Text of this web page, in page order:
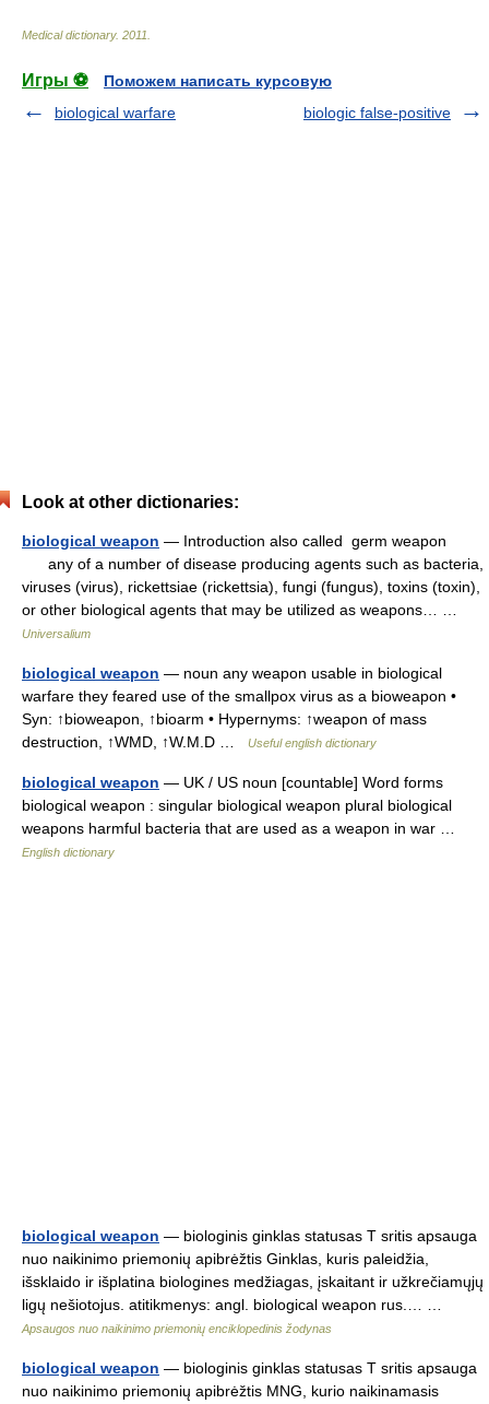
Medical dictionary. 2011
Игры ⚽
Поможем написать курсовую
biological warfare
biologic false-positive
Look at other dictionaries:
biological weapon — Introduction also called germ weapon
any of a number of disease producing agents such as bacteria,
viruses (virus), rickettsiae (rickettsia), fungi (fungus), toxins (toxin),
or other biological agents that may be utilized as weapons… …
Universalium
biological weapon — noun any weapon usable in biological
warfare they feared use of the smallpox virus as a bioweapon •
Syn: ↑bioweapon, ↑bioarm • Hypernyms: ↑weapon of mass
destruction, ↑WMD, ↑W.M.D …
Useful english dictionary
biological weapon — UK / US noun [countable] Word forms
biological weapon : singular biological weapon plural biological
weapons harmful bacteria that are used as a weapon in war …
English dictionary
biological weapon — biologinis ginklas statusas T sritis apsauga
nuo naikinimo priemonių apibrėžtis Ginklas, kuris paleidžia,
išsklaido ir išplatina biologines medžiagas, įskaitant ir užkrečiamųjų
ligų nešiotojus. atitikmenys: angl. biological weapon rus.… …
Apsaugos nuo naikinimo priemonių enciklopedinis žodynas
biological weapon — biologinis ginklas statusas T sritis apsauga
nuo naikinimo priemonių apibrėžtis MNG, kurio naikinamasis